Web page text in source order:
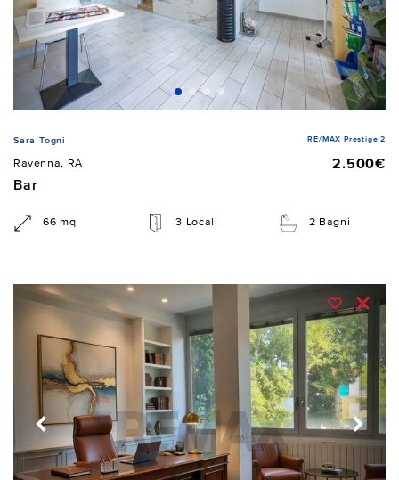
Sara Togni RE/MAX Prestige 2
Ravenna, RA
2.500€
Bar
66 mq 3 Locali 2 Bagni